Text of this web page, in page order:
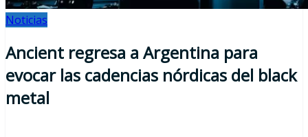
Noticias
Ancient regresa a Argentina para
evocar las cadencias nórdicas del black
metal